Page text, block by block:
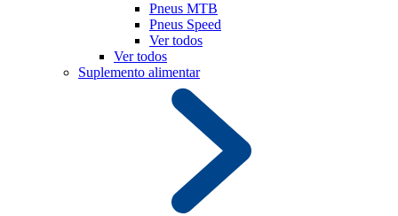
Pneus MTB
Pneus Speed
Ver todos
Ver todos
Suplemento alimentar